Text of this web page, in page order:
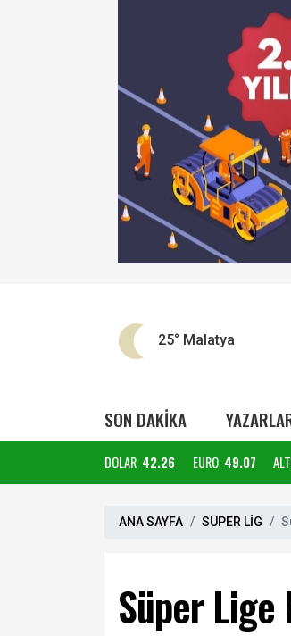
25° Malatya
SON DAKİKA
DOLAR 42.26 EURO 49.07
ANA SAYFA SÜPER LİG
Süper